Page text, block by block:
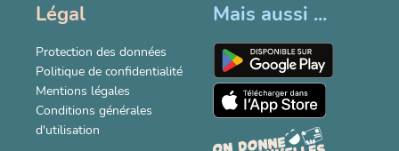
Légal
Protection des données
Politique de confidentialité
Mentions légales
Conditions générales
d'utilisation
Mais aussi ...